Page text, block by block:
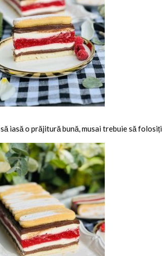
iasă o prăjitură bună, musai trebuie să